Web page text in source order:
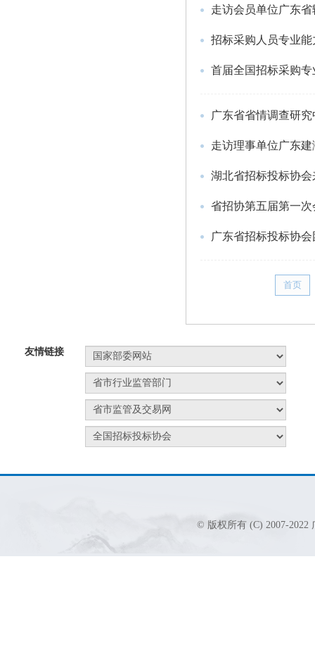
走访会员单位广东
招标采购人员专业
首届全国招标采购
广东省省情调查研
走访理事单位广东
湖北省招标投标协
省招协第五届第一
广东省招标投标协
首页
友情链接
© 版权所有 (C) 2007-2022